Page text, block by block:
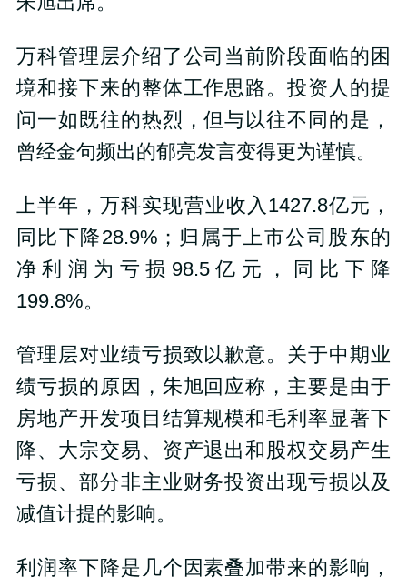
万科管理层介绍了公司当前阶段面临的困
境和接下来的整体工作思路。投资人的提
问一如既往的热烈，但与以往不同的是，
曾经金句频出的郁亮发言变得更为谨慎。
上半年，万科实现营业收入1427.8亿元，
同比下降28.9%；归属于上市公司股东的
净利润为亏损98.5亿元，同比下降
199.8%。
管理层对业绩亏损致以歉意。关于中期业
绩亏损的原因，朱旭回应称，主要是由于
房地产开发项目结算规模和毛利率显著下
降、大宗交易、资产退出和股权交易产生
亏损、部分非主业财务投资出现亏损以及
减值计提的影响。
利润率下降是几个因素叠加带来的影响，